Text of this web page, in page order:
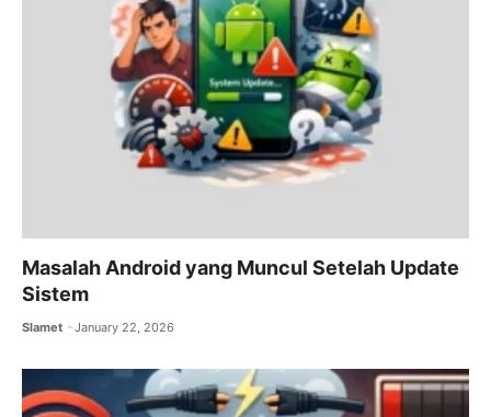
Masalah Android yang Muncul Setelah Update
Sistem
Slamet January 22, 2026